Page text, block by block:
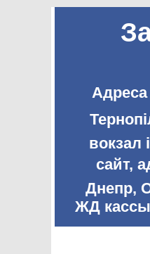
Адреса
вокзал
сайт,
Днепр,
ЖД